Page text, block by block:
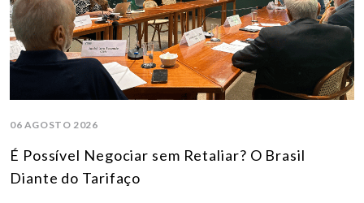
06 AGOSTO 2026
É Possível Negociar sem Retaliar? O Brasil
Diante do Tarifaço